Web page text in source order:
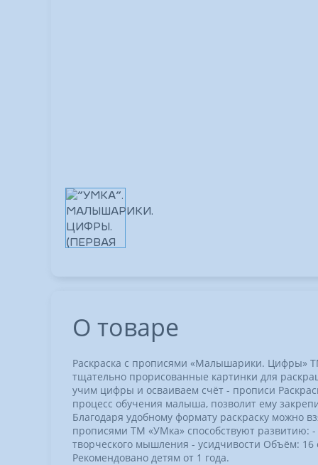
О товаре
Раскраска с прописями «Малышарики. Цифры»
тщательно прорисованные картинки для
учим цифры и осваиваем счёт - прописи
процесс обучения малыша, позволит ему
Благодаря удобному формату раскраску можно
прописями ТМ «УМка» способствуют развитию:
творческого мышления - усидчивости Объём:
Рекомендовано детям от 1 года.